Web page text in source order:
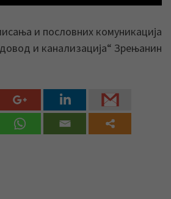
и пословних комуникација
и канализација“ Зрењанин